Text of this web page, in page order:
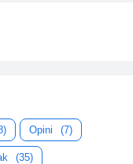
Opini (7)
(35)